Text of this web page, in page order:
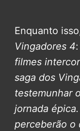
Enquanto
Vingadores 4:
filmes
saga dos
testemunhar
jornada
perceberão o